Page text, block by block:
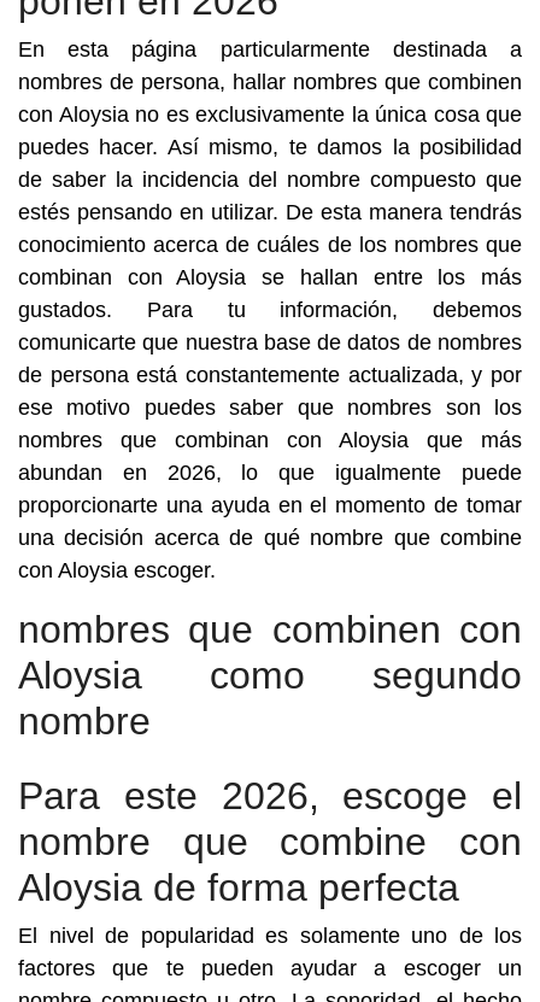
En esta página particularmente destinada a
nombres de persona, hallar nombres que combinen
con Aloysia no es exclusivamente la única cosa que
puedes hacer. Así mismo, te damos la posibilidad
de saber la incidencia del nombre compuesto que
estés pensando en utilizar. De esta manera tendrás
conocimiento acerca de cuáles de los nombres que
combinan con Aloysia se hallan entre los más
gustados. Para tu información, debemos
comunicarte que nuestra base de datos de nombres
de persona está constantemente actualizada, y por
ese motivo puedes saber que nombres son los
nombres que combinan con Aloysia que más
abundan en 2026, lo que igualmente puede
proporcionarte una ayuda en el momento de tomar
una decisión acerca de qué nombre que combine
con Aloysia escoger.
nombres que combinen con
Aloysia como segundo
nombre
Para este 2026, escoge el
nombre que combine con
Aloysia de forma perfecta
El nivel de popularidad es solamente uno de los
factores que te pueden ayudar a escoger un